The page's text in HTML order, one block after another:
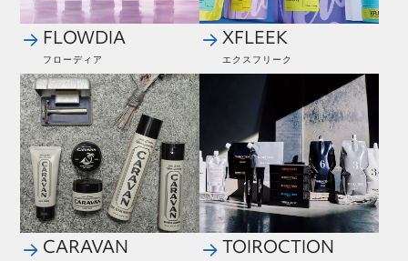
FLOWDIA
フローディア
XFLEEK
エクスフリーク
CARAVAN TOIROCTION